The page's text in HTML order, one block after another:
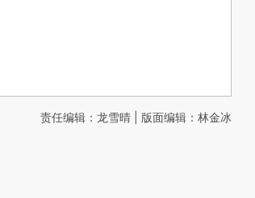
责任编辑：龙雪晴 | 版面编辑：林金冰